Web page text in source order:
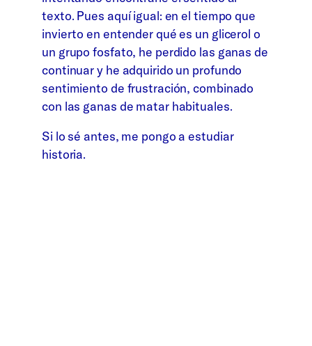
texto. Pues aquí igual: en el tiempo que
invierto en entender qué es un glicerol o
un grupo fosfato, he perdido las ganas de
continuar y he adquirido un profundo
sentimiento de frustración, combinado
con las ganas de matar habituales.
Si lo sé antes, me pongo a estudiar
historia.